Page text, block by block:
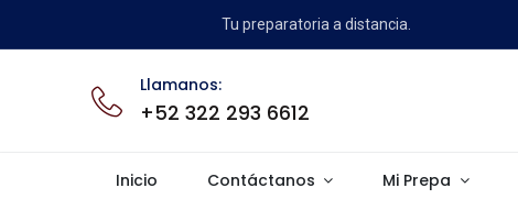
Tu preparatoria a distancia.
Llamanos:
+52 322 293 6612
Inicio Contáctanos Mi Prepa